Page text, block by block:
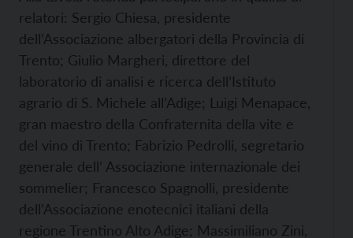
relatori: Sergio Chiesa, presidente
dell’Associazione albergatori della Provincia di
Trento; Giulio Margheri, direttore del
laboratorio di analisi e ricerca dell’Istituto
agrario di S. Michele all’Adige; Luigi Menapace,
gran maestro della Confraternita della vite e
del vino di Trento; Fabrizio Pedrolli, segretario
generale dell’ Associazione internazionale dei
sommelier; Francesco Spagnolli, presidente
dell’Associazione enotecnici italiani della
regione Trentino Alto Adige; Massimiliano Zini,